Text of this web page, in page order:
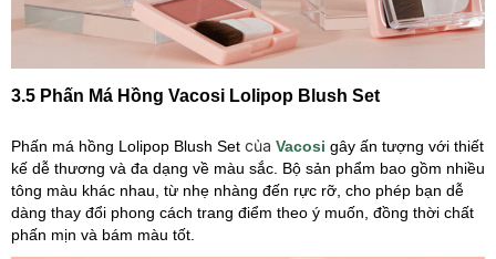
3.5 Phấn Má Hồng Vacosi Lolipop Blush Set
Phấn má hồng Lolipop Blush Set của Vacosi gây ấn tượng với thiết
kế dễ thương và đa dạng về màu sắc. Bộ sản phẩm bao gồm nhiều
tông màu khác nhau, từ nhẹ nhàng đến rực rỡ, cho phép bạn dễ
dàng thay đổi phong cách trang điểm theo ý muốn, đồng thời chất
phấn mịn và bám màu tốt.